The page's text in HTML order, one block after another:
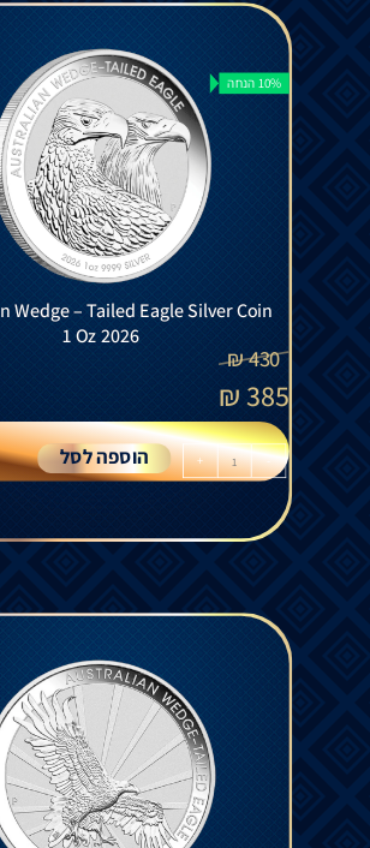
10% הנחה
Wedge – Tailed Eagle Silver Coin
1 Oz 2026
430
₪
385
₪
-
+ הוספה לסל